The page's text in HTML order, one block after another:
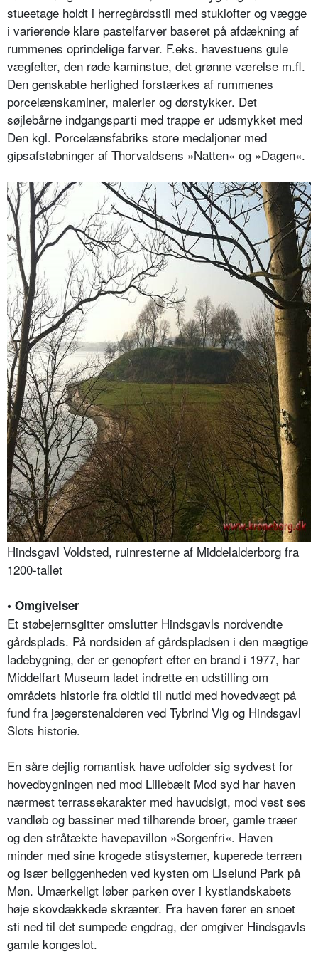
stueetage holdt i herregårdsstil med stuklofter og vægge
i varierende klare pastelfarver baseret på afdækning af
rummenes oprindelige farver. F.eks. havestuens gule
vægfelter, den røde kaminstue, det grønne værelse m.fl.
Den genskabte herlighed forstærkes af rummenes
porcelænskaminer, malerier og dørstykker. Det
søjlebårne indgangsparti med trappe er udsmykket med
Den kgl. Porcelænsfabriks store medaljoner med
gipsafstøbninger af Thorvaldsens »Natten« og »Dagen«.
Hindsgavl Voldsted, ruinresterne af Middelalderborg fra
1200-tallet
• Omgivelser
Et støbejernsgitter omslutter Hindsgavls nordvendte
gårdsplads. På nordsiden af gårdspladsen i den mægtige
ladebygning, der er genopført efter en brand i 1977, har
Middelfart Museum ladet indrette en udstilling om
områdets historie fra oldtid til nutid med hovedvægt på
fund fra jægerstenalderen ved Tybrind Vig og Hindsgavl
Slots historie.
En såre dejlig romantisk have udfolder sig sydvest for
hovedbygningen ned mod Lillebælt Mod syd har haven
nærmest terrassekarakter med havudsigt, mod vest ses
vandløb og bassiner med tilhørende broer, gamle træer
og den stråtækte havepavillon »Sorgenfri«. Haven
minder med sine krogede stisystemer, kuperede terræn
og især beliggenheden ved kysten om Liselund Park på
Møn. Umærkeligt løber parken over i kystlandskabets
høje skovdækkede skrænter. Fra haven fører en snoet
sti ned til det sumpede engdrag, der omgiver Hindsgavls
gamle kongeslot.